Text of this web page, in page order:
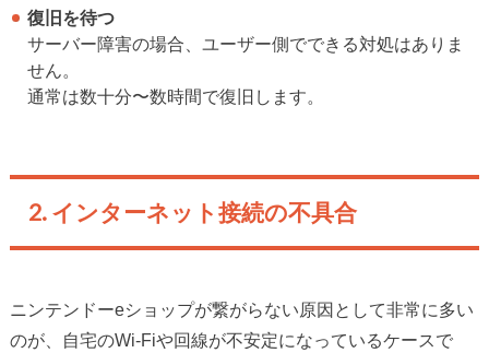
復旧を待つ
サーバー障害の場合、ユーザー側でできる対処はありま
せん。
通常は数十分〜数時間で復旧します。
2. インターネット接続の不具合
ニンテンドーeショップが繋がらない原因として非常に多い
のが、自宅のWi-Fiや回線が不安定になっているケースで